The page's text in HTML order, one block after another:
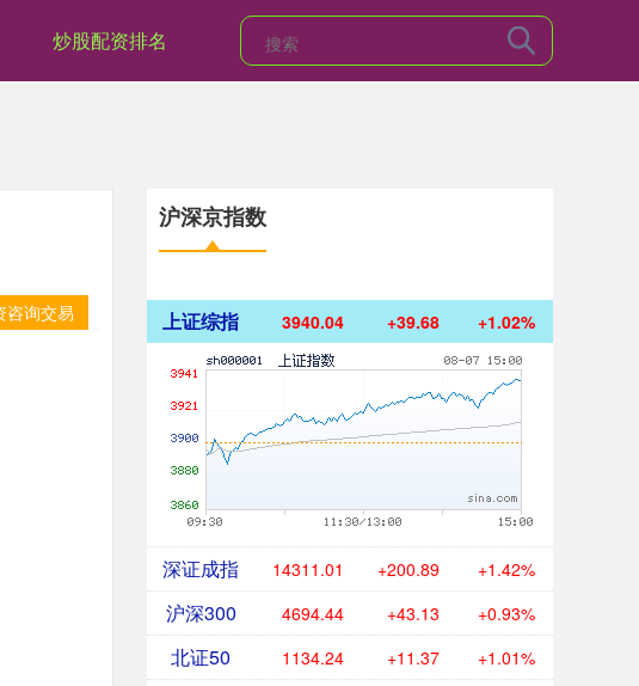
炒股配资排名
咨询交易
沪深京指数
上证综指 3940.04 +39.68 +1.02%
深证成指 14311.01 +200.89 +1.42%
沪深300 4694.44 +43.13 +0.93%
北证50 1134.24 +11.37 +1.01%